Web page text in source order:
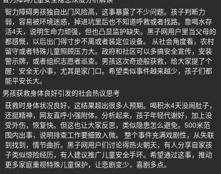
智力障碍男孩独自出门风险高，这事暴露了不少问题。孩子判断力
弱，容易被环境迷惑，掉进坑里后也不知道呼救或者找路。靠喝水存
活4天，说明生命力顽强，但也凸显监护缺失。黑子网用户里当父母的
都感慨，以后出门得寸步不离或者装定位设备。 从社会角度看，农村
留守或者特殊儿童照顾压力大。政府和社区可以多搞安全宣传，安装
警示牌，或者组织志愿者巡查。男孩这次奇迹般获救，给大家提了个
醒：安全无小事，尤其是家门口。希望类似事件越来越少，孩子们都
能平安长大。
男孩获救身体良好引发的社会热议思考
获救时身体状况良好，这结果超出很多人预期。喝积水4天没闹肚子，
还挺精神，网友直呼小强附体。分析起来，孩子年轻代谢好，加上没
受外伤，恢复快。但这也让大家反思，类似隐患怎么避免。500米范
围内出事，说明排查工作要细致入微。 整个事件充满戏剧性，从失联
到找到，情节曲折。黑子网用户们讨论得热火朝天，有人分享自家孩
子类似惊险经历，有人建议推广儿童安全手环。希望通过这事，推动
更多家庭重视特殊儿童保护，让悲剧变少，喜剧多点。